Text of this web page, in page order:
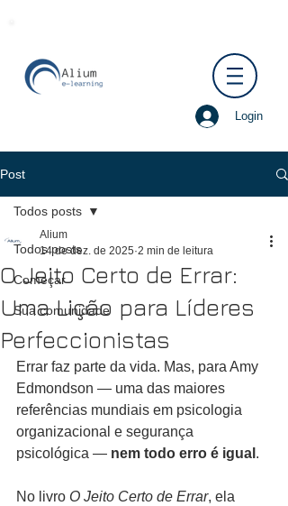
Login
Post
Todos posts
Começar
Sua comunidade
Todos posts
O Jeito Certo de Errar:
Uma Lição para Líderes
Perfeccionistas
Alium
14 de dez. de 2025 2 min de leitura
Errar faz parte da vida. Mas, para Amy
Edmondson — uma das maiores
referências mundiais em psicologia
organizacional e segurança
psicológica — nem todo erro é igual .
No livro O Jeito Certo de Errar, ela